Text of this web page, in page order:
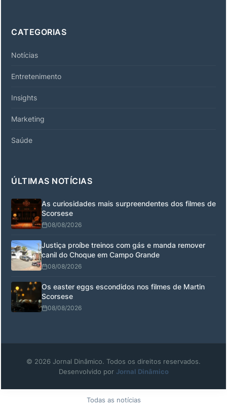
CATEGORIAS
Notícias
Entretenimento
Insights
Marketing
Saúde
ÚLTIMAS NOTÍCIAS
As curiosidades mais surpreendentes dos filmes de
Scorsese
08/08/2026
Justiça proíbe treinos com gás e manda remover
canil do Choque em Campo Grande
08/08/2026
Os easter eggs escondidos nos filmes de Martin
Scorsese
08/08/2026
© 2026 Jornal Dinâmico. Todos os direitos reservados.
Desenvolvido por Jornal Dinâmico
Todas as notícias